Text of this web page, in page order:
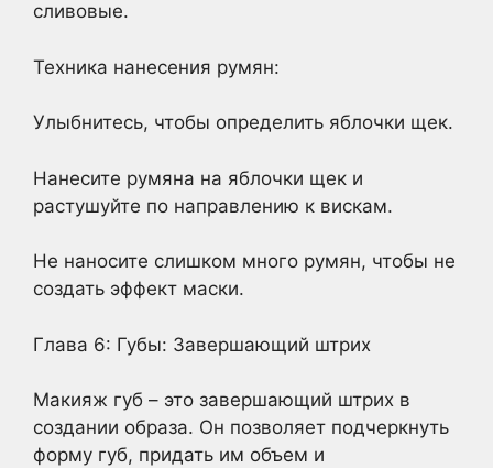
сливовые.
Техника нанесения румян:
Улыбнитесь, чтобы определить яблочки щек.
Нанесите румяна на яблочки щек и
растушуйте по направлению к вискам.
Не наносите слишком много румян, чтобы не
создать эффект маски.
Глава 6: Губы: Завершающий штрих
Макияж губ – это завершающий штрих в
создании образа. Он позволяет подчеркнуть
форму губ, придать им объем и